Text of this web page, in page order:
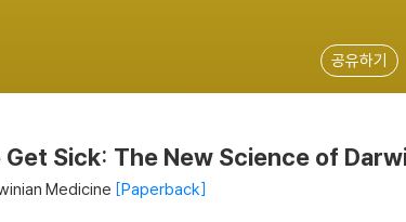
공유하기
Get Sick: The New Science of
Medicine Paperback